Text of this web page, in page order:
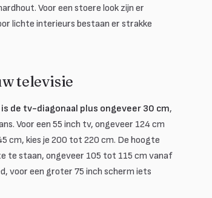
Voor een stoere look zijn er
lichte interieurs bestaan er strakke
televisie
de tv-diagonaal plus ongeveer 30 cm,
Voor een 55 inch tv, ongeveer 124 cm
cm, kies je 200 tot 220 cm. De hoogte
te staan, ongeveer 105 tot 115 cm vanaf
voor een groter 75 inch scherm iets